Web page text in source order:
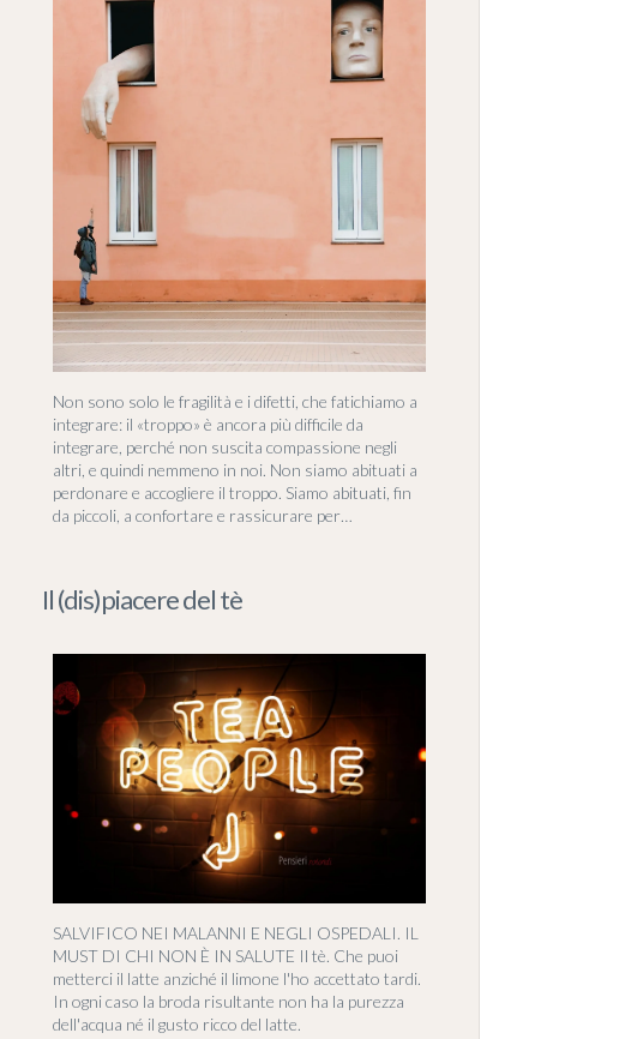
Non sono solo le fragilità e i difetti, che fatichiamo a
integrare: il «troppo» è ancora più difficile da
integrare, perché non suscita compassione negli
altri, e quindi nemmeno in noi. Non siamo abituati a
perdonare e accogliere il troppo. Siamo abituati, fin
da piccoli, a confortare e rassicurare per…
Il (dis)piacere del tè
SALVIFICO NEI MALANNI E NEGLI OSPEDALI. IL
MUST DI CHI NON È IN SALUTE Il tè. Che puoi
metterci il latte anziché il limone l'ho accettato tardi.
In ogni caso la broda risultante non ha la purezza
dell'acqua né il gusto ricco del latte.